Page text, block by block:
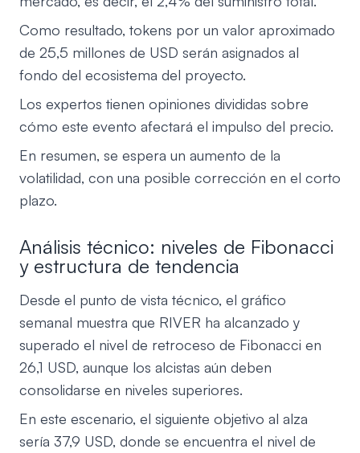
Como resultado, tokens por un valor aproximado
de 25,5 millones de USD serán asignados al
fondo del ecosistema del proyecto.
Los expertos tienen opiniones divididas sobre
cómo este evento afectará el impulso del precio.
En resumen, se espera un aumento de la
volatilidad, con una posible corrección en el corto
plazo.
Análisis técnico: niveles de Fibonacci
y estructura de tendencia
Desde el punto de vista técnico, el gráfico
semanal muestra que RIVER ha alcanzado y
superado el nivel de retroceso de Fibonacci en
26,1 USD, aunque los alcistas aún deben
consolidarse en niveles superiores.
En este escenario, el siguiente objetivo al alza
sería 37,9 USD, donde se encuentra el nivel de